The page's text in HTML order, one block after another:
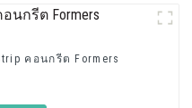
คอนกรีต Formers